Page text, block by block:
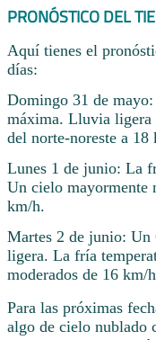
PRONÓSTICO DEL
Aquí tienes el
días:
Domingo 31 de
máxima. Lluvia ligera
del norte-noreste a 18
Lunes 1 de junio: La
Un cielo mayormente
km/h.
Martes 2 de junio:
ligera. La fría
moderados de 16 km/
Para las próximas
algo de cielo nublado